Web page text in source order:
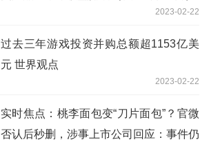
2023-02-22
过去三年游戏投资并购总额超1153亿美
元 世界观点
2023-02-22
实时焦点：桃李面包变“刀片面包”？官微
否认后秒删，涉事上市公司回应：事件仍